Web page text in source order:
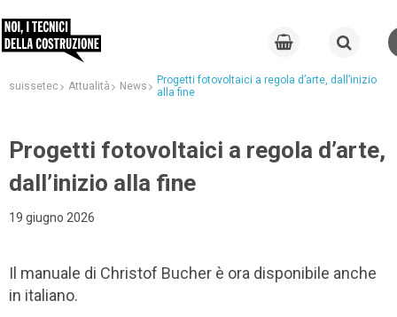
suissetec Attualità News
Progetti fotovoltaici a regola d’arte, dall’inizio
alla fine
Progetti fotovoltaici a regola d’arte,
dall’inizio alla fine
19 giugno 2026
Il manuale di Christof Bucher è ora disponibile anche
in italiano.